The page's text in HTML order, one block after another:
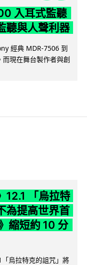
入耳式監聽
聽與人聲利器
經典 MDR-7506 到
現在舞台製作者與創
12.1 「烏拉特
為提高世界首
縮短約 10 分
「烏拉特克的詛咒」將